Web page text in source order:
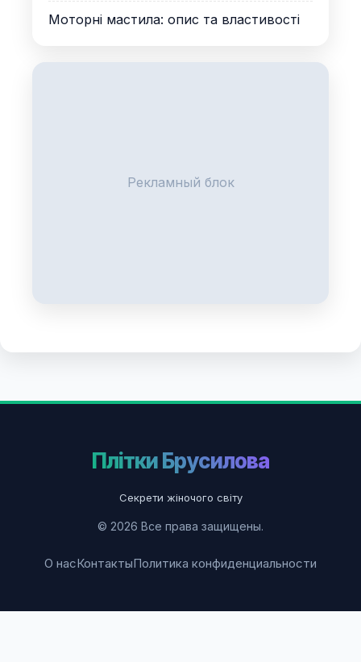
Моторні мастила: опис та властивості
Рекламный блок
Плітки Брусилова
Секрети жіночого світу
© 2026 Все права защищены.
О насКонтактыПолитика конфиденциальности